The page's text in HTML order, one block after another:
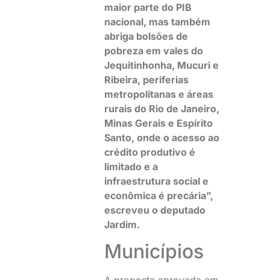
maior parte do PIB
nacional, mas também
abriga bolsões de
pobreza em vales do
Jequitinhonha, Mucuri e
Ribeira, periferias
metropolitanas e áreas
rurais do Rio de Janeiro,
Minas Gerais e Espírito
Santo, onde o acesso ao
crédito produtivo é
limitado e a
infraestrutura social e
econômica é precária”,
escreveu o deputado
Jardim.
Municípios